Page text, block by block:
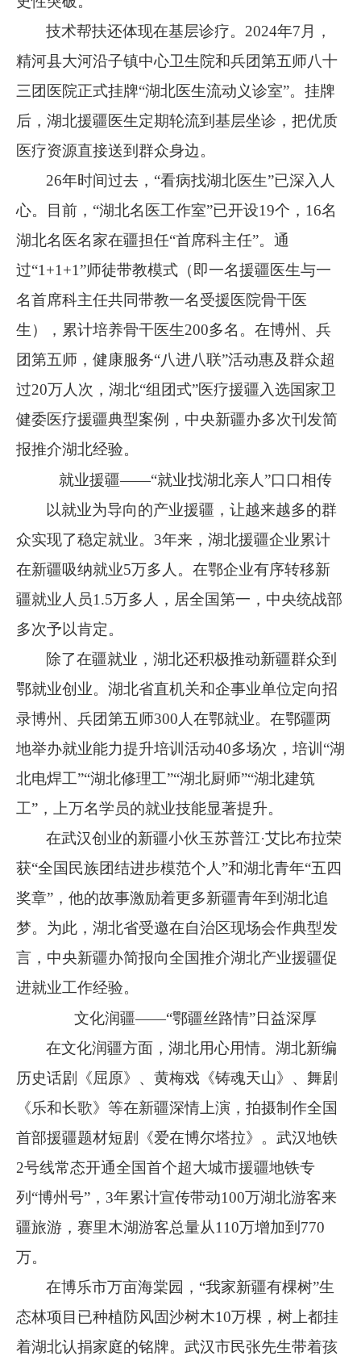
技术帮扶还体现在基层诊疗。 2024年7 月，
精河县大河沿子镇中心卫生院和兵团第五师八十
三团医院正式挂牌“湖北医生流动义诊室”。挂牌
后，湖北援疆医生定期轮流到基层坐诊，把优质
医疗资源直接送到群众身边。
26年时间过去， “看病找湖北医生”已深入人
心。目前， “湖北名医工作室”已开设19个， 16名
湖北名医名家在疆担任“首席科主任”。通
过“1+1+1”师徒带教模式（即一名援疆医生与一
名首席科主任共同带教一名受援医院骨干医
生），累计培养骨干医生200多名。在博州、兵
团第五师，健康服务“八进八联”活动惠及群众超
过20万人次，湖北“组团式”医疗援疆入选国家卫
健委医疗援疆典型案例，中央新疆办多次刊发简
报推介湖北经验。
就业援疆——“就业找湖北亲人”口口相传
以就业为导向的产业援疆，让越来越多的群
众实现了稳定就业。 3年来，湖北援疆企业累计
在新疆吸纳就业5万多人。在鄂企业有序转移新
疆就业人员1.5万多人，居全国第一，中央统战部
多次予以肯定。
除了在疆就业，湖北还积极推动新疆群众到
鄂就业创业。湖北省直机关和企事业单位定向招
录博州、兵团第五师300 人在鄂就业。在鄂疆两
地举办就业能力提升培训活动40多场次，培训 “湖
北电焊工”“湖北修理工”“湖北厨师”“湖北建筑
工” ，上万名学员的就业技能显著提升。
在武汉创业的新疆小伙玉苏普江·艾比布拉荣
获“全国民族团结进步模范个人”和湖北青年“五四
奖章” ，他的故事激励着更多新疆青年到湖北追
梦。为此，湖北省受邀在自治区现场会作典型发
言，中央新疆办简报向全国推介湖北产业援疆促
进就业工作经验。
文化润疆——“鄂疆丝路情”日益深厚
在文化润疆方面，湖北用心用情。湖北新编
历史话剧《屈原》、黄梅戏《铸魂天山》、舞剧
《乐和长歌》等在新疆深情上演，拍摄制作全国
首部援疆题材短剧《爱在博尔塔拉》。武汉地铁
2号线常态开通全国首个超大城市援疆地铁专
列 “博州号” ， 3年累计宣传带动100万湖北游客来
疆旅游，赛里木湖游客总量从110万增加到 770
万。
在博乐市万亩海棠园， “我家新疆有棵树”生
态林项目已种植防风固沙树木10万棵，树上都挂
着湖北认捐家庭的铭牌。武汉市民张先生带着孩